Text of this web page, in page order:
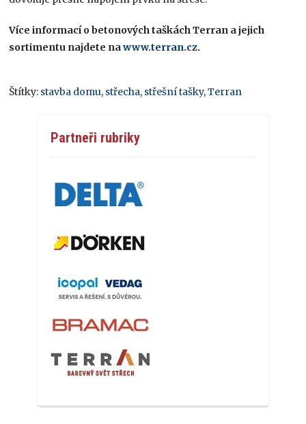
Více informací o betonových taškách Terran a jejich
sortimentu najdete nawww.terran.cz.
Štítky: stavba domu, střecha, střešní tašky,Terran
Partneři rubriky